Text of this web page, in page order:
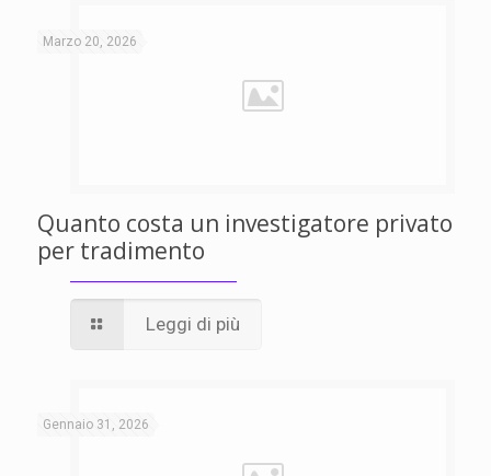
Marzo 20, 2026
Quanto costa un investigatore privato
per tradimento
Leggi di più
Gennaio 31, 2026